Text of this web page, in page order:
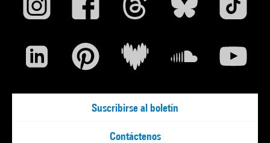
Suscribirse al boletín
Contáctenos